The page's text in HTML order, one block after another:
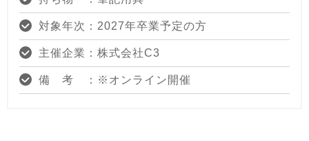
対象年次：2027年卒業予定の方
主催企業：株式会社C3
備 考 ：※オンライン開催